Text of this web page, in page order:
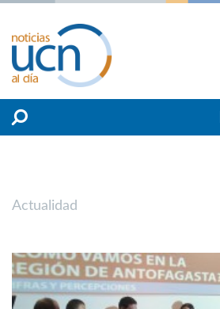
Actualidad